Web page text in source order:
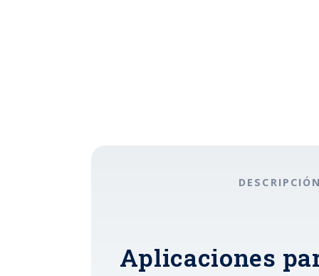
DESCRIPCIÓN
Aplicaciones